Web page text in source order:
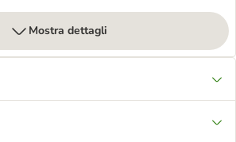
Mostra dettagli